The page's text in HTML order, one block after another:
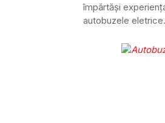
împărtăși
autobuzele eletrice.